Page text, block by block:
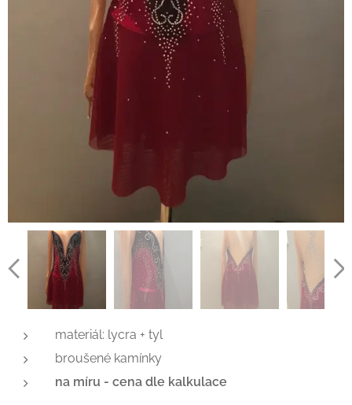
materiál: lycra + tyl
broušené kamínky
na míru - cena dle kalkulace